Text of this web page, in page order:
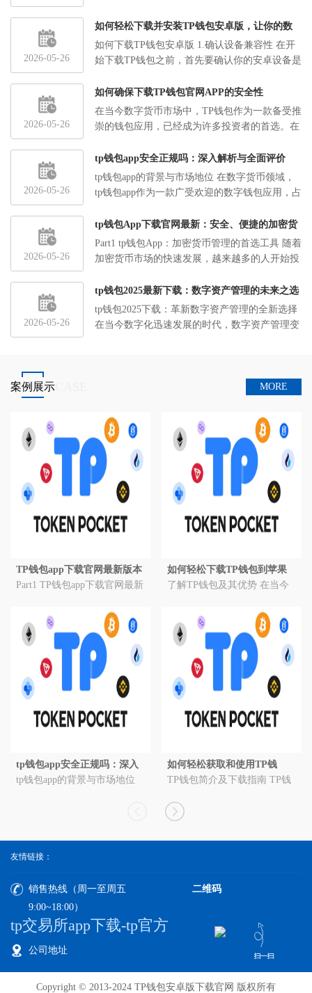
统一管理界面：TP钱包4.0采用了全新
面中查看和管理多种数字资产，无论是
比特币、以太坊还是其他加密货币，都
交易功能：新版本的TP钱包引入了自动
化交易功能，用户可以设置自动买入和
卖出策略，根据市场行情自动执行交易
详细的资产报表：TP钱包4.0提供了详
细的资产报表功能，用户可以实时查看
各种数字资产的价格走势和累计收益，
三、创新功能：提升用
户体验的新高度
TP钱包4.0在用户体验方面也进行了大
验。
义界面主题，满足不同用户的个性化需
求，让每个用户都能找到自己喜欢的界
能，用户可以通过语音指令进行操作，
如查询余额、转账等，让操作更加便
跨平台同步：TP钱包4.0支持跨平台同
步，用户可以在不同设备之间无缝切
换，保持钱包数据的一致性，提高了使
用的便利性。
四、用户支持：专业的
服务保障
在用户支持方面，TP钱包4.0也做了大
24/7在线客服：TP钱包4.0提供全天候的
在线客服支持，无论用户在任何时间遇
详细的使用教程：TP钱包4.0提供了详
细的使用教程和操作指南，帮助用户快
速上手，并解决常见问题。社区论坛：
TP钱包还设立了用户社区论坛，用户可
以在这里交流经验，分享技巧，获取最
新的资讯和更新，进一步提升用户的使
TP钱包4.0作为数字资产管理的领先工
讨TP钱包4.0在数字资产管理中的独特
优势。
一、区块链技术的全面
应用
开透明的，同时也确保了数据的不可篡
约：TP钱包4.0支持智能合约功能，用
户可以通过智能合约自动执行交易和分
红操作，提高了交易的效率和准确性。
去中心化技术：TP钱包4.0采用了去中
心化技术，避免了单点故障，提高了系
本文将详细介绍TP钱包App的下...
2026-05-26
如何轻松下载并安装TP钱包安卓版，让你的数
字资产管理更加简单
如何下载TP钱包安卓版 1.确认设备兼容性 在开
始下载TP钱包之前，首先要确认你的安卓设备是
上版本的设备都支持。因...
2026-05-26
如何确保下载TP钱包官网APP的安全性
在当今数字货币市场中，TP钱包作为一款备受推
崇的钱包应用，已经成为许多投资者的首选。在
尤为重要。本文将详细介绍如何在...
2026-05-26
tp钱包app安全正规吗：深入解析与全面评价
tp钱包app的背景与市场地位 在数字货币领域，
tp钱包app作为一款广受欢迎的数字钱包应用，占
币的存储和交易，还提供...
2026-05-26
tp钱包App下载官网最新：安全、便捷的加密货
币管理利器
Part1 tp钱包App：加密货币管理的首选工具 随着
加密货币市场的快速发展，越来越多的人开始投
货币的安全也变得越来...
2026-05-26
tp钱包2025最新下载：数字资产管理的未来之选
tp钱包2025下载：革新数字资产管理的全新选择
在当今数字化迅速发展的时代，数字资产管理变
案例展示 MORE
TP钱包app下载官网最新版本
介绍
Part1 TP钱包app下载官网最新
的迅速发展，越来越多的人开
始关注并投资加密资产。在这
个竞争激烈的市场中，TP钱包
app凭借其强大...
tp钱包app安全正规吗：深入
解析与全面评价
tp钱包app的背景与市场地位
额。它不仅支持多种数字货币
的存储和交易，还提供...
如何轻松下载TP钱包到苹果
设备
了解TP钱包及其优势 在当今
钱包凭借其强大的功能和用户
友好的界面，成为许多投资者
的首选。TP钱包不仅支持多种
加密货币，还提供多重安全...
如何轻松获取和使用TP钱
包：官方下载教程指南
TP钱包简介及下载指南 TP钱
字货币用户设计的移动钱包应
和交易。它不仅提供了安全的
友情链接：
二维码
销售热线（周一至周五
9:00~18:00）
tp交易所app下载-tp官方
正版app下载
公司地址
Copyright © 2013-2024 TP钱包安卓版下载官网 版权所有